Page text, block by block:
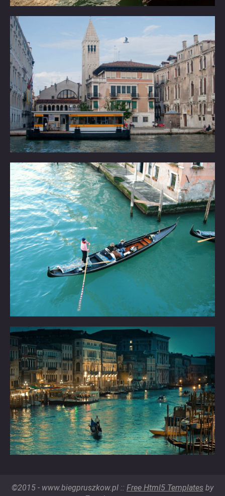
©2015 - www.biegpruszkow.pl :: Free Html5 Templates by